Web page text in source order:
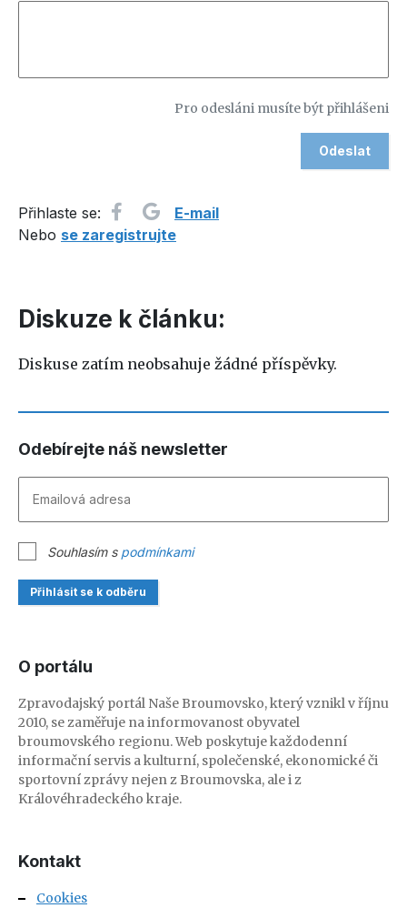
Pro odesláni musíte být přihlášeni
Přihlaste se:
E-mail
Nebo se zaregistrujte
Diskuze k článku:
Diskuse zatím neobsahuje žádné příspěvky.
Odebírejte náš newsletter
Souhlasím s podmínkami
Přihlásit se k odběru
O portálu
Zpravodajský portál Naše Broumovsko, který vznikl v říjnu
2010, se zaměřuje na informovanost obyvatel
broumovského regionu. Web poskytuje každodenní
informační servis a kulturní, společenské, ekonomické či
sportovní zprávy nejen z Broumovska, ale i z
Královéhradeckého kraje.
Kontakt
Cookies